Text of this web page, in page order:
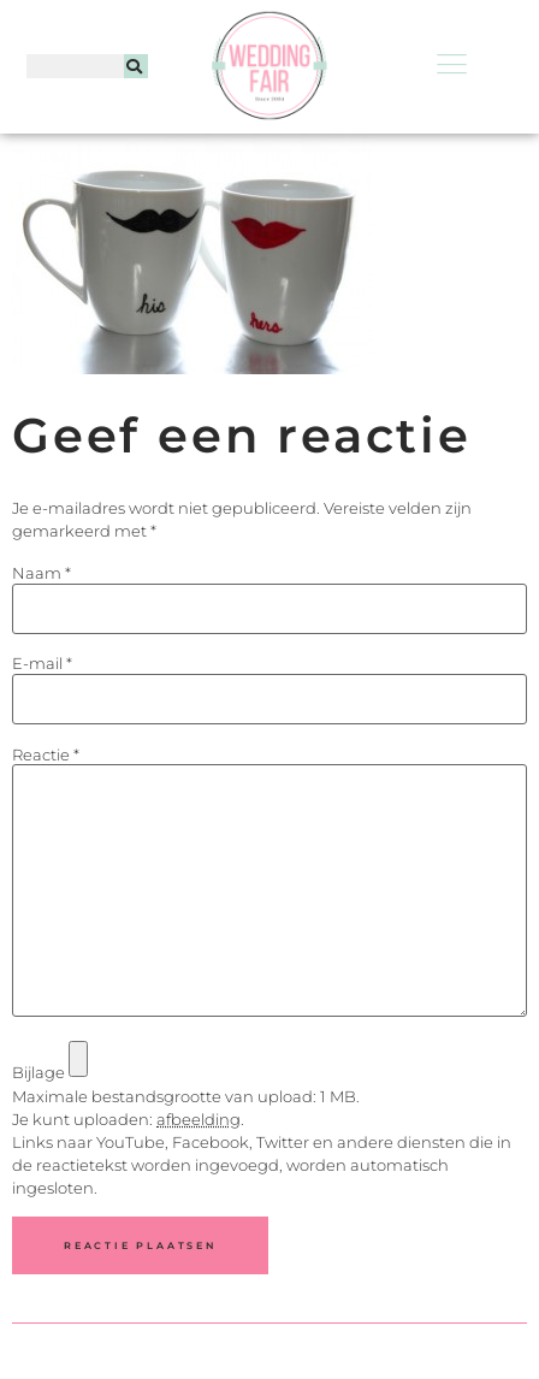
Geef een reactie
Je e-mailadres wordt niet gepubliceerd. Vereiste velden zijn
gemarkeerd met*
Naam *
E-mail *
Reactie *
Bijlage
Maximale bestandsgrootte van upload: 1 MB.
Je kunt uploaden: afbeelding
Links naar YouTube, Facebook, Twitter en andere diensten die in
de reactietekst worden ingevoegd, worden automatisch
ingesloten.